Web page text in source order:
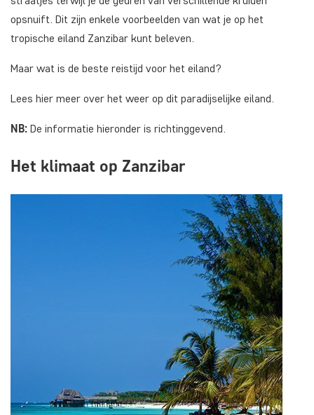
opsnuift. Dit zijn enkele voorbeelden van wat je op het
tropische eiland Zanzibar kunt beleven.
Maar wat is de beste reistijd voor het eiland?
Lees hier meer over het weer op dit paradijselijke eiland.
NB: De informatie hieronder is richtinggevend.
Het klimaat op Zanzibar